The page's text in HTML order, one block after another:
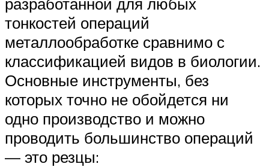
тонкостей операций
металлообработке сравнимо с
классификацией видов в биологии.
Основные инструменты, без
которых точно не обойдется ни
одно производство и можно
проводить большинство операций
— это резцы: